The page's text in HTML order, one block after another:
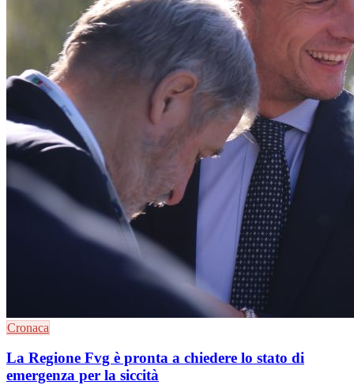
Cronaca
La Regione Fvg è pronta a chiedere lo stato di
emergenza per la siccità